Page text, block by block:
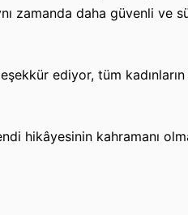
zamanda daha güvenli ve
ediyor, tüm
hikâyesinin kahramanı